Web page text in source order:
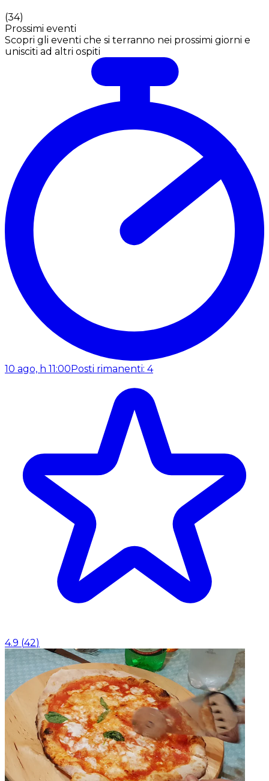
(34)
Prossimi eventi
Scopri gli eventi che si terranno nei prossimi giorni e
unisciti ad altri ospiti
10 ago, h 11:00 Posti rimanenti: 4
4.9 (42)